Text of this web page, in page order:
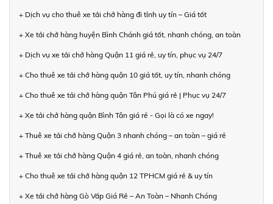
+ Dịch vụ cho thuê xe tải chở hàng đi tỉnh uy tín – Giá tốt
+ Xe tải chở hàng huyện Bình Chánh giá tốt, nhanh chóng, an toàn
+ Dịch vụ xe tải chở hàng Quận 11 giá rẻ, uy tín, phục vụ 24/7
+ Cho thuê xe tải chở hàng quận 10 giá tốt, uy tín, nhanh chóng
+ Cho thuê xe tải chở hàng quận Tân Phú giá rẻ | Phục vụ 24/7
+ Xe tải chở hàng quận Bình Tân giá rẻ - Gọi là có xe ngay!
+ Thuê xe tải chở hàng Quận 3 nhanh chóng – an toàn – giá rẻ
+ Thuê xe tải chở hàng Quận 4 giá rẻ, an toàn, nhanh chóng
+ Cho thuê xe tải chở hàng quận 12 TPHCM giá rẻ & uy tín
+ Xe tải chở hàng Gò Vấp Giá Rẻ – An Toàn – Nhanh Chóng